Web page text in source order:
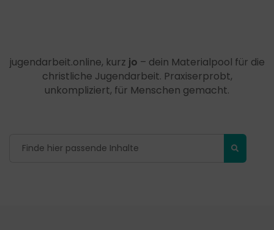
jugendarbeit.online, kurz jo – dein Materialpool für die
christliche Jugendarbeit. Praxiserprobt,
unkompliziert, für Menschen gemacht.